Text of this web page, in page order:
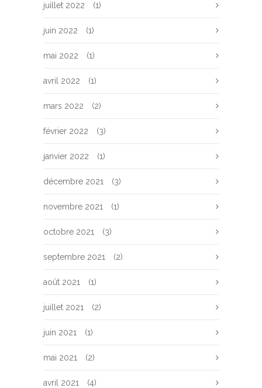
juillet 2022 (1)
juin 2022 (1)
mai 2022 (1)
avril 2022 (1)
mars 2022 (2)
février 2022 (3)
janvier 2022 (1)
décembre 2021 (3)
novembre 2021 (1)
octobre 2021 (3)
septembre 2021 (2)
août 2021 (1)
juillet 2021 (2)
juin 2021 (1)
mai 2021 (2)
avril 2021 (4)